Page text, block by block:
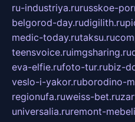
ru-industriya.rurusskoe-
belgorod-day.rudigilith.ru
medic-today.rutaksu.ru
teensvoice.ruimgsharing.ru
eva-elfie.rufoto-tur.rubiz-
veslo-i-yakor.ruborodino-
regionufa.ruweiss-bet.ru
universalia.ruremont-